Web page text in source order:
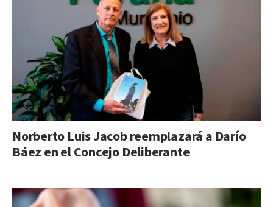
Norberto Luis Jacob reemplazará a Darío
Báez en el Concejo Deliberante